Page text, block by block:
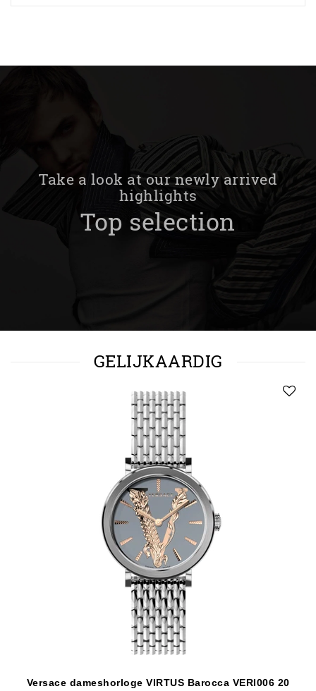
Take a look at our newly arrived
highlights
Top selection
GELIJKAARDIG
Versace dameshorloge VIRTUS Barocca VERI006 20